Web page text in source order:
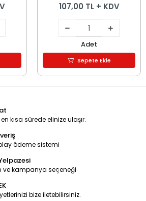
107,00 TL + KDV
Adet
Sepete Ekle
kısa sürede elinize ulaşır.
ödeme sistemi
ve kampanya seçeneği
bize iletebilirsiniz.